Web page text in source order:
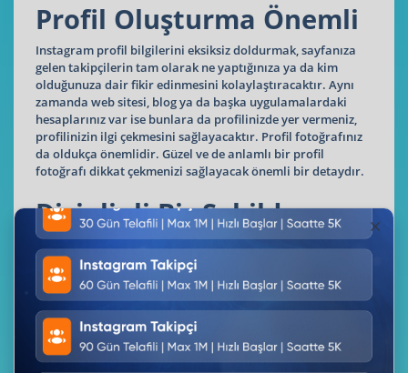
Profil Oluşturma Önemli
Instagram profil bilgilerini eksiksiz doldurmak, sayfanıza
gelen takipçilerin tam olarak ne yaptığınıza ya da kim
olduğunuza dair fikir edinmesini kolaylaştıracaktır. Aynı
zamanda web sitesi, blog ya da başka uygulamalardaki
hesaplarınız var ise bunlara da profilinizde yer vermeniz,
profilinizin ilgi çekmesini sağlayacaktır. Profil fotoğrafınız
da oldukça önemlidir. Güzel ve de anlamlı bir profil
fotoğrafı dikkat çekmenizi sağlayacak önemli bir detaydır.
Disiplinli Bir Şekilde
Paylaşım Yapın
Takipçileriniz ile düzenli bir şekilde etkileşime geçmeniz için
her gün düzenli olarak paylaşım yapmanız gerekmektedir.
Her gün belirli paylaşımlar yaparak disiplinli bir şekilde
ilerlemek takipçi sayınızın artmasını sağlayacaktır. Uzun
süre herhangi bir paylaşım olmaması Instagram’da takipçi
artırma konusunda yardımcı olmayacaktır.